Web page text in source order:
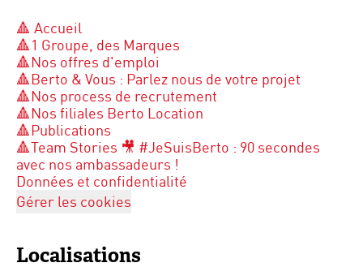
🔺 Accueil
🔺1 Groupe, des Marques
🔺Nos offres d'emploi
🔺Berto & Vous : Parlez nous de votre projet
🔺Nos process de recrutement
🔺Nos filiales Berto Location
🔺Publications
🔺Team Stories 🎥 #JeSuisBerto : 90 secondes
avec nos ambassadeurs !
Données et confidentialité
Gérer les cookies
Localisations